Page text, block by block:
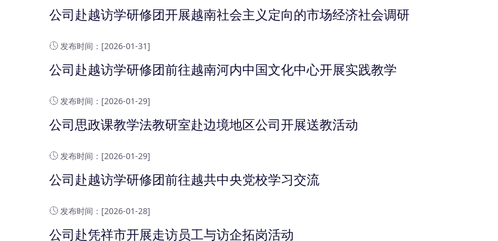
公司赴越访学研修团开展越南社会主义定向的市场经济社会调研
发布时间：[2026-01-31]
公司赴越访学研修团前往越南河内中国文化中心开展实践教学
发布时间：[2026-01-29]
公司思政课教学法教研室赴边境地区公司开展送教活动
发布时间：[2026-01-29]
公司赴越访学研修团前往越共中央党校学习交流
发布时间：[2026-01-28]
公司赴凭祥市开展走访员工与访企拓岗活动